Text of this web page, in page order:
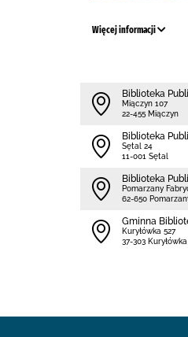
Więcej informacji
Biblioteka
Miączyn 107
22-455 Miączyn
Biblioteka
Sętal 24
11-001 Sętal
Biblioteka
Pomarzany
62-650
Gminna
Kuryłówka 527
37-303 Kuryłówka